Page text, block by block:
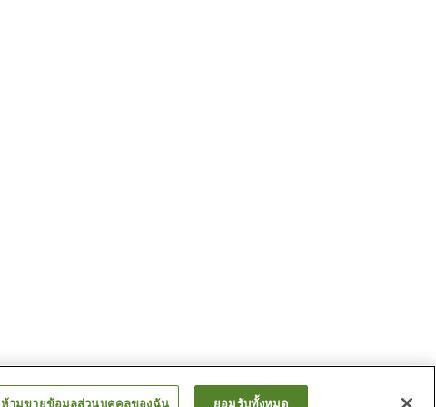
ห้ามขายข้อมูลส่วนบุคคลของฉัน ยอมรับทั้งหมด